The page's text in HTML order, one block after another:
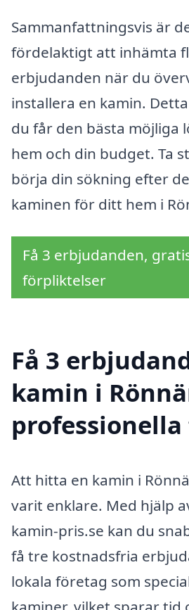
Sammanfattningsvis är
fördelaktigt att inhämta
erbjudanden när du
installera en kamin.
du får den bästa möjliga
hem och din budget. Ta
börja din sökning efter
kaminen för ditt hem i
Få 3 erbjudanden,
förpliktelser
Få 3
kamin i
Att hitta en kamin i
varit enklare. Med hjälp
kamin-pris.se kan du
få tre kostnadsfria
lokala företag som